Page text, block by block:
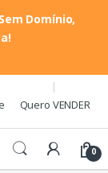
Quero VENDER
0
Domínio,